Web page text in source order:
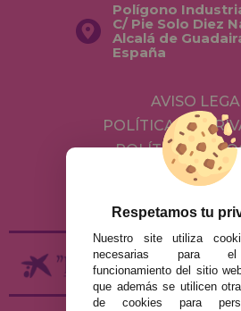
Polígono
C/ Pie Solo Diez
Alcalá de
España
AVISO
POLÍTICA DE
POLÍTICA DE
ENVÍOS Y
Respetamos tu
Nuestro site utiliza
necesarias para
funcionamiento del sitio
que además se utilicen
de cookies para